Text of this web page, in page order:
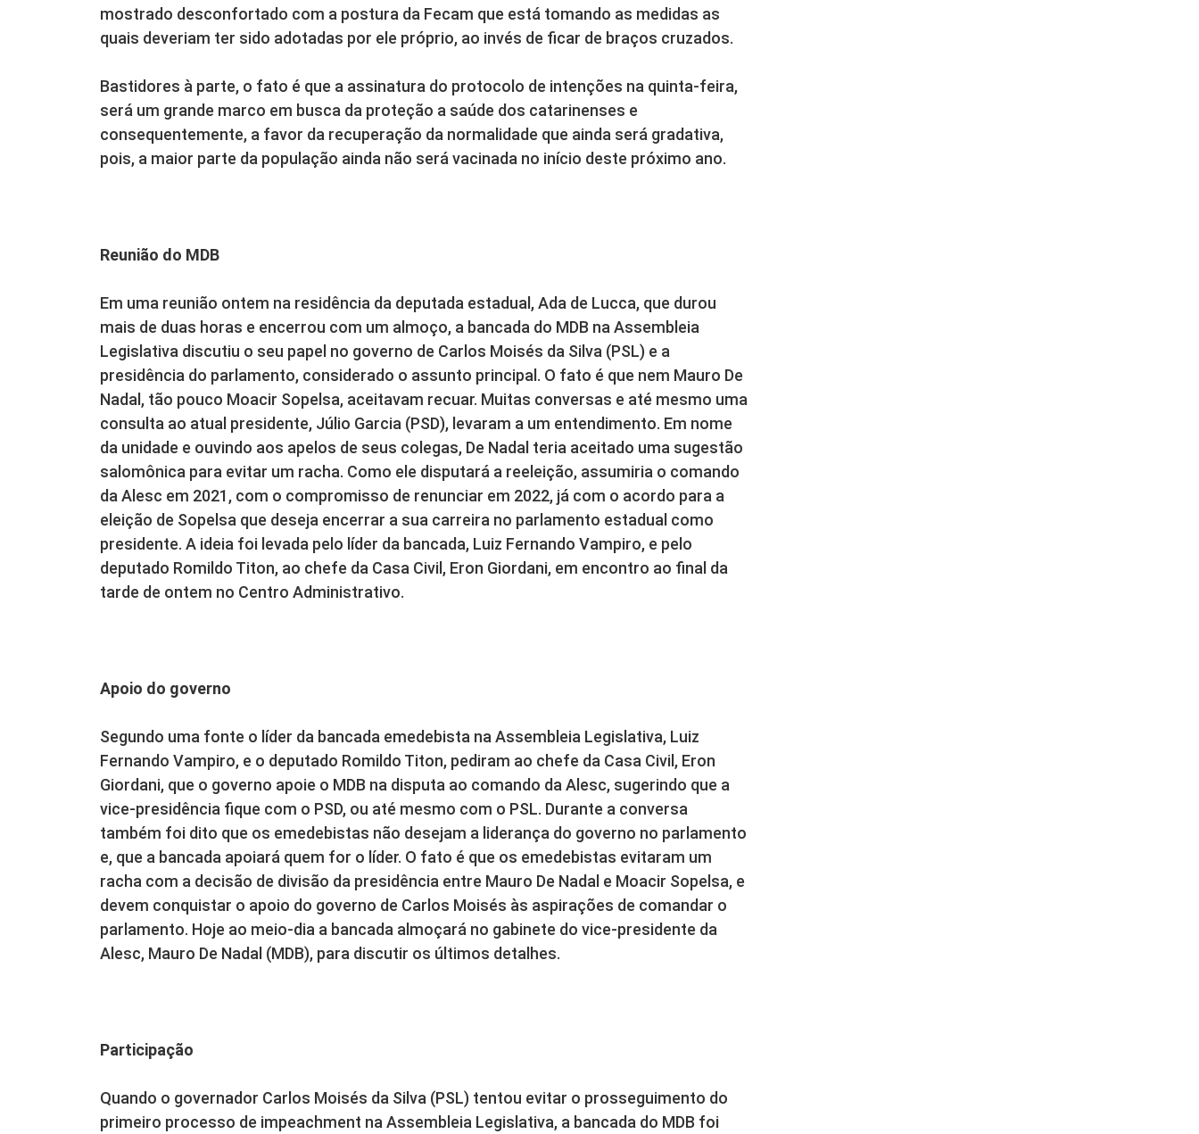
mostrado desconfortado com a postura da Fecam que está tomando as medidas as
quais deveriam ter sido adotadas por ele próprio, ao invés de ficar de braços cruzados.
Bastidores à parte, o fato é que a assinatura do protocolo de intenções na quinta-feira,
será um grande marco em busca da proteção a saúde dos catarinenses e
consequentemente, a favor da recuperação da normalidade que ainda será gradativa,
pois, a maior parte da população ainda não será vacinada no início deste próximo ano.
Reunião do MDB
Em uma reunião ontem na residência da deputada estadual, Ada de Lucca, que durou
mais de duas horas e encerrou com um almoço, a bancada do MDB na Assembleia
Legislativa discutiu o seu papel no governo de Carlos Moisés da Silva (PSL) e a
presidência do parlamento, considerado o assunto principal. O fato é que nem Mauro De
Nadal, tão pouco Moacir Sopelsa, aceitavam recuar. Muitas conversas e até mesmo uma
consulta ao atual presidente, Júlio Garcia (PSD), levaram a um entendimento. Em nome
da unidade e ouvindo aos apelos de seus colegas, De Nadal teria aceitado uma sugestão
salomônica para evitar um racha. Como ele disputará a reeleição, assumiria o comando
da Alesc em 2021, com o compromisso de renunciar em 2022, já com o acordo para a
eleição de Sopelsa que deseja encerrar a sua carreira no parlamento estadual como
presidente. A ideia foi levada pelo líder da bancada, Luiz Fernando Vampiro, e pelo
deputado Romildo Titon, ao chefe da Casa Civil, Eron Giordani, em encontro ao final da
tarde de ontem no Centro Administrativo.
Apoio do governo
Segundo uma fonte o líder da bancada emedebista na Assembleia Legislativa, Luiz
Fernando Vampiro, e o deputado Romildo Titon, pediram ao chefe da Casa Civil, Eron
Giordani, que o governo apoie o MDB na disputa ao comando da Alesc, sugerindo que a
vice-presidência fique com o PSD, ou até mesmo com o PSL. Durante a conversa
também foi dito que os emedebistas não desejam a liderança do governo no parlamento
e, que a bancada apoiará quem for o líder. O fato é que os emedebistas evitaram um
racha com a decisão de divisão da presidência entre Mauro De Nadal e Moacir Sopelsa, e
devem conquistar o apoio do governo de Carlos Moisés às aspirações de comandar o
parlamento. Hoje ao meio-dia a bancada almoçará no gabinete do vice-presidente da
Alesc, Mauro De Nadal (MDB), para discutir os últimos detalhes.
Participação
Quando o governador Carlos Moisés da Silva (PSL) tentou evitar o prosseguimento do
primeiro processo de impeachment na Assembleia Legislativa, a bancada do MDB foi